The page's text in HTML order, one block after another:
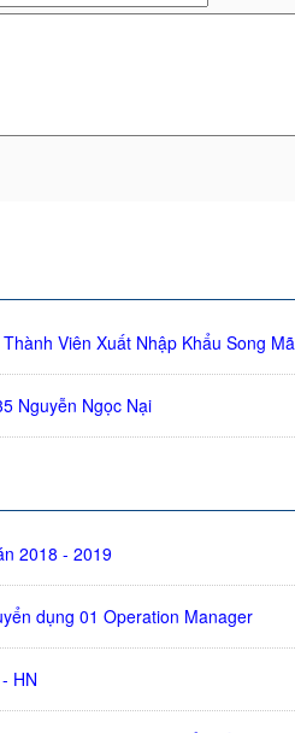
Viên Xuất Nhập Khẩu Song Mã
Nguyễn Ngọc Nại
2018 - 2019
dụng 01 Operation Manager
HN